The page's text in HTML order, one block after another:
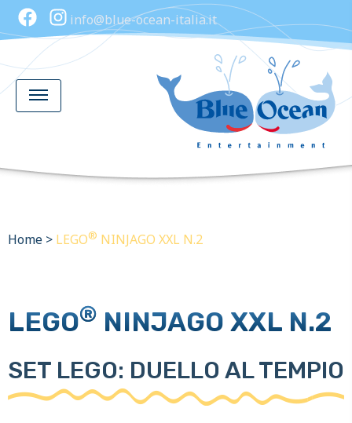
info@blue-ocean-italia.it
Home > LEGO® NINJAGO XXL N.2
LEGO® NINJAGO XXL N.2
SET LEGO: DUELLO AL TEMPIO